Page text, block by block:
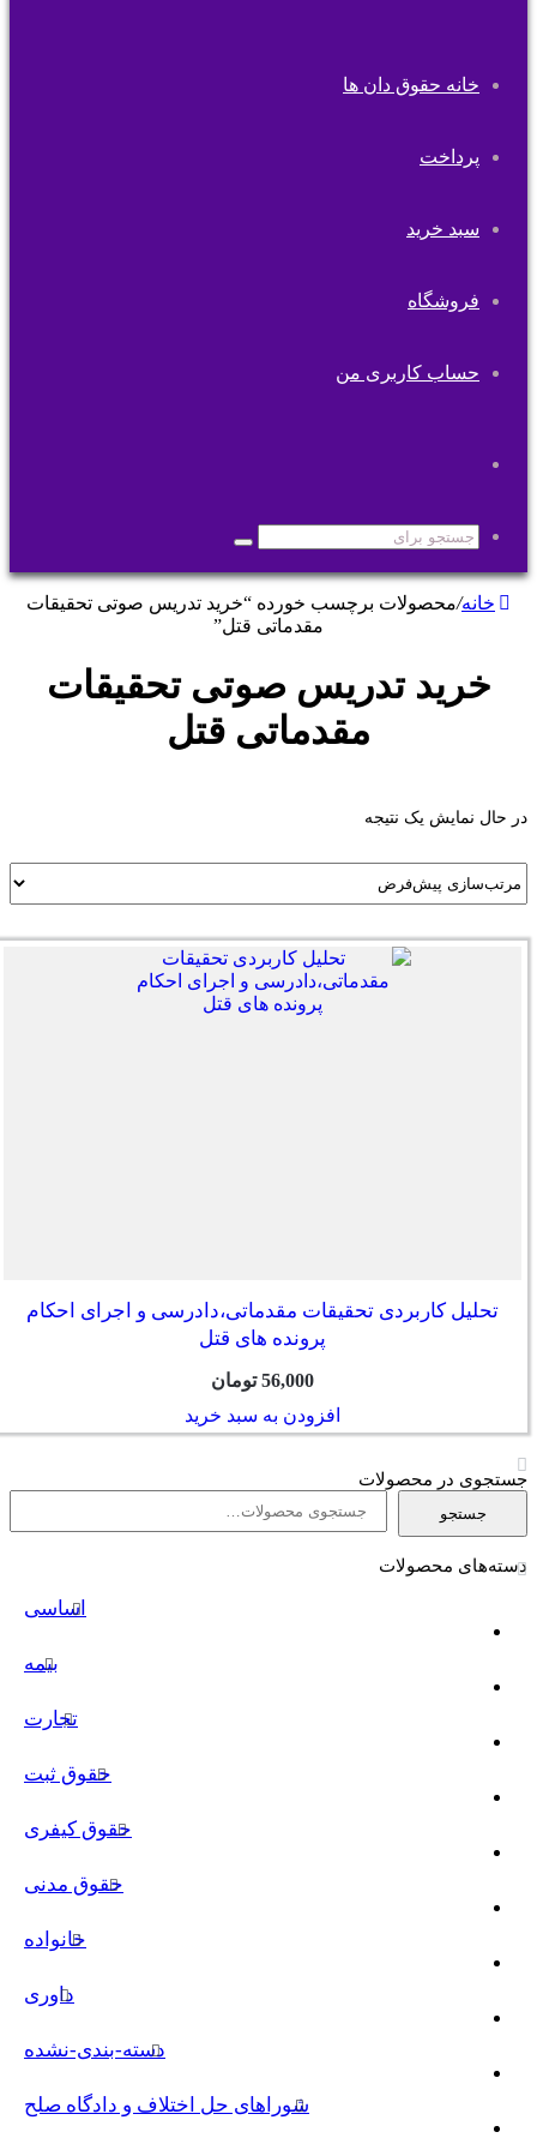
خانه حقوق دان ها
پرداخت
سبد خرید
فروشگاه
حساب کاربری من
پوسته
جستجو
برای
خانه/محصولات برچسب خورده “خرید تدریس صوتی تحقیقات
مقدماتی قتل”
خرید تدریس صوتی تحقیقات
مقدماتی قتل
در حال نمایش یک نتیجه
تحلیل کاربردی تحقیقات مقدماتی،دادرسی و اجرای احکام
پرونده های قتل
56,000 تومان
افزودن به سبد خرید
جستجوی در محصولات
جستجو
جستجو
دسته‌های محصولات
اساسی
بیمه
تجارت
حقوق ثبت
حقوق کیفری
حقوق مدنی
خانواده
داوری
دسته-بندی-نشده
شوراهای حل اختلاف و دادگاه صلح